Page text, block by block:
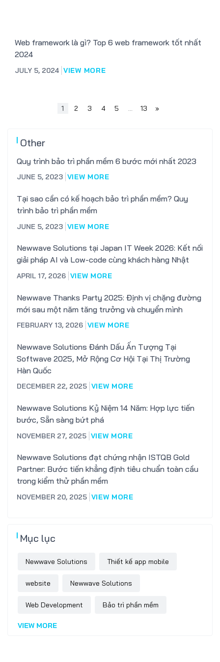
Web framework là gì? Top 6 web framework tốt nhất
2024
JULY 5, 2024 VIEW MORE
1 2 3 4 5 … 13 »
Other
Quy trình bảo trì phần mềm 6 bước mới nhất 2023
JUNE 5, 2023 VIEW MORE
Tại sao cần có kế hoạch bảo trì phần mềm? Quy
trình bảo trì phần mềm
JUNE 5, 2023 VIEW MORE
Newwave Solutions tại Japan IT Week 2026: Kết nối
giải pháp AI và Low-code cùng khách hàng Nhật
APRIL 17, 2026 VIEW MORE
Newwave Thanks Party 2025: Định vị chặng đường
mới sau một năm tăng trưởng và chuyển mình
FEBRUARY 13, 2026 VIEW MORE
Newwave Solutions Đánh Dấu Ấn Tượng Tại
Softwave 2025, Mở Rộng Cơ Hội Tại Thị Trường
Hàn Quốc
DECEMBER 22, 2025 VIEW MORE
Newwave Solutions Kỷ Niệm 14 Năm: Hợp lực tiến
bước, Sẵn sàng bứt phá
NOVEMBER 27, 2025 VIEW MORE
Newwave Solutions đạt chứng nhận ISTQB Gold
Partner: Bước tiến khẳng định tiêu chuẩn toàn cầu
trong kiểm thử phần mềm
NOVEMBER 20, 2025 VIEW MORE
Mục lục
Newwave Solutions Thiết kế app mobile
website Newwave Solutions
Web Development Bảo trì phần mềm
Software Outsourcing
VIEW MORE